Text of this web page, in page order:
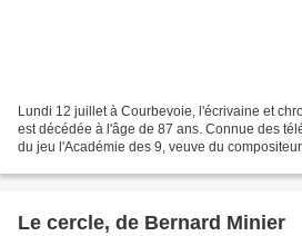
Lundi 12 juillet à Courbevoie, l'écrivaine et
est décédée à l'âge de 87 ans. Connue des
du jeu l'Académie des 9, veuve du
Le cercle, de Bernard Minier